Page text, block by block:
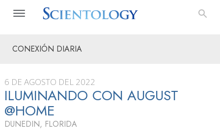
CONEXIÓN DIARIA
6 DE AGOSTO DEL 2022
ILUMINANDO CON AUGUST
@HOME
DUNEDIN, FLORIDA